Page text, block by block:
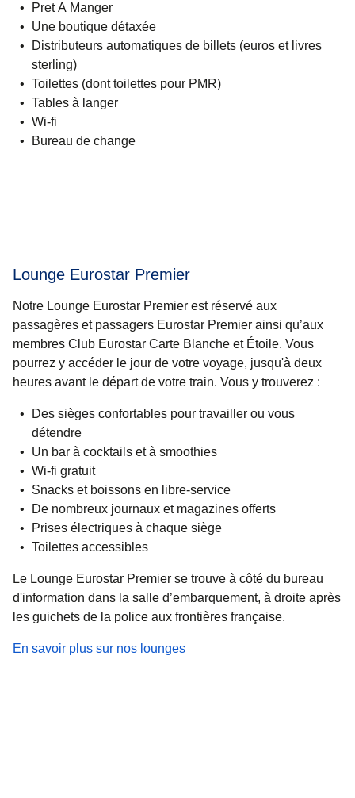
Pret A Manger
Une boutique détaxée
Distributeurs automatiques de billets (euros et livres
sterling)
Toilettes (dont toilettes pour PMR)
Tables à langer
Wi-fi
Bureau de change
Lounge Eurostar Premier
Notre Lounge Eurostar Premier est réservé aux
passagères et passagers Eurostar Premier ainsi qu’aux
membres Club Eurostar Carte Blanche et Étoile. Vous
pourrez y accéder le jour de votre voyage, jusqu'à deux
heures avant le départ de votre train. Vous y trouverez :
Des sièges confortables pour travailler ou vous
détendre
Un bar à cocktails et à smoothies
Wi-fi gratuit
Snacks et boissons en libre-service
De nombreux journaux et magazines offerts
Prises électriques à chaque siège
Toilettes accessibles
Le Lounge Eurostar Premier se trouve à côté du bureau
d'information dans la salle d’embarquement, à droite après
les guichets de la police aux frontières française.
En savoir plus sur nos lounges